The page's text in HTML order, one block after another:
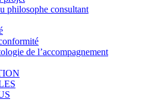
philosophe consultant
de l’accompagnement